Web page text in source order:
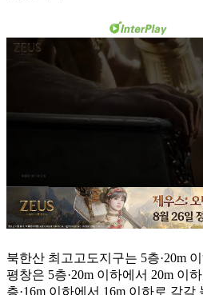
북한산 최고고도지구는 5층·20m
평창은 5층·20m 이하에서 20m 이
층·16m 이하에서 16m 이하로 각